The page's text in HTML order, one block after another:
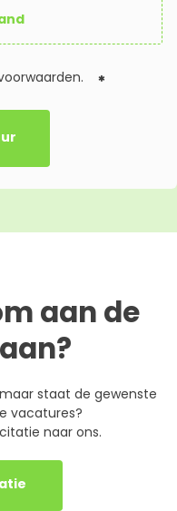
.
aan de
staat de gewenste
vacatures?
naar ons.